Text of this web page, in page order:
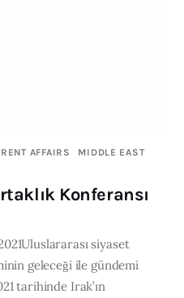
AFFAIRS
MIDDLE EAST
Konferansı
siyaset
geleceği ile gündemi
tarihinde Irak’ın